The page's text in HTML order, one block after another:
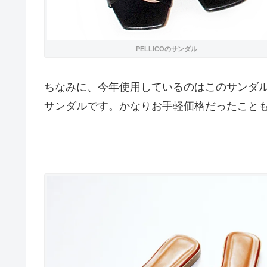
PELLICOのサンダル
ちなみに、今年使用しているのはこのサンダ
サンダルです。かなりお手軽価格だったこと